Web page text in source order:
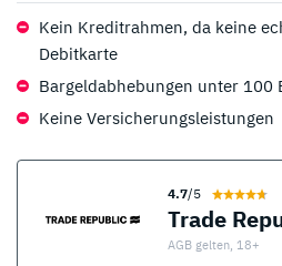
Kein Kreditrahmen, da keine
Debitkarte
Bargeldabhebungen unter 100
Keine Versicherungsleistungen
4.7/5
Trade
AGB gelten, 18+